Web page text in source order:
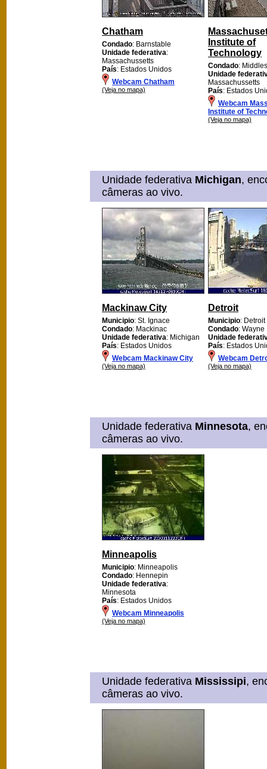
Chatham
Condado: Barnstable
Unidade federativa:
Massachussetts
País: Estados Unidos
Webcam Chatham
(Veja no mapa)
Institute of
Technology
Condado:
Unidade
Massachussetts
País: Estados
Webcam
Institute of
(Veja no mapa)
Unidade federativa Michigan,
câmeras ao vivo.
Mackinaw City
Municipio: St. Ignace
Condado: Mackinac
Unidade federativa: Michigan
País: Estados Unidos
Webcam Mackinaw City
(Veja no mapa)
Detroit
Municipio: Detroit
Condado: Wayne
Unidade
País: Estados
Webcam
(Veja no mapa)
Unidade federativa Minnesota,
câmeras ao vivo.
Minneapolis
Municipio: Minneapolis
Condado: Hennepin
Unidade federativa:
Minnesota
País: Estados Unidos
Webcam Minneapolis
(Veja no mapa)
Unidade federativa Mississipi,
câmeras ao vivo.